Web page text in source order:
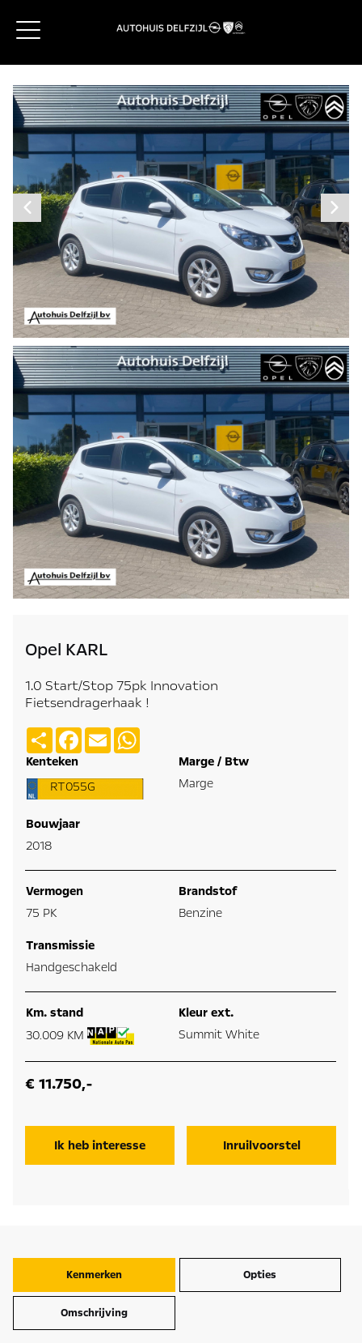
Opel KARL
1.0 Start/Stop 75pk Innovation
Fietsendragerhaak !
Deel Facebook
Email
Kenteken
RT055G
Marge / Btw
Marge
Bouwjaar
2018
Vermogen
75 PK
Brandstof
Benzine
Transmissie
Handgeschakeld
Km. stand
30.009 KM
Kleur ext.
Summit White
€ 11.750,-
Ik heb interesse Inruilvoorstel
Kenmerken Opties
Omschrijving